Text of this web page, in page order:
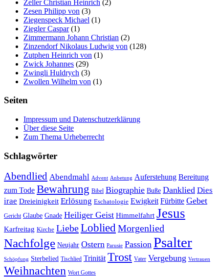
Zeller Christian Heinrich (2)
Zesen Philipp von (3)
Ziegenspeck Michael (1)
Ziegler Caspar(1)
Zimmermann Johann Christian (2)
Zinzendorf Nikolaus Ludwig von (128)
Zutphen Heinrich von (1)
Zwick Johannes (29)
Zwingli Huldrych (3)
Zwollen Wilhelm von (1)
Seiten
Impressum und Datenschutzerklärung
Über diese Seite
Zum Thema Urheberrecht
Schlagwörter
Abendlied Abendmahl Advent Anbetung Auferstehung Bereitung
zum Tode Bewahrung Bibel Biographie Buße Danklied Dies
irae Dreieinigkeit Erlösung Eschatologie Ewigkeit Fürbitte Gebet
Gericht Glaube Gnade Heiliger Geist Himmelfahrt Jesus
Karfreitag Kirche LiebeLobliedMorgenlied
Nachfolge Neujahr Ostern Parusie Passion Psalter
Schöpfung Sterbelied Tischlied Trinität Trost Vater Vergebung Vertrauen
Weihnachten Wort Gottes